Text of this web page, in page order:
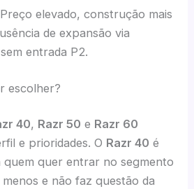
Preço elevado, construção mais
de expansão via
entrada P2.
escolher?
40, Razr 50 e Razr 60
e prioridades. O Razr 40 é
quem quer entrar no segmento
e não faz questão da